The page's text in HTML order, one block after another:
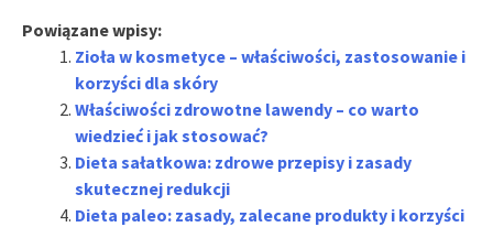
Powiązane wpisy:
Zioła w kosmetyce – właściwości, zastosowanie i
korzyści dla skóry
Właściwości zdrowotne lawendy – co warto
wiedzieć i jak stosować?
Dieta sałatkowa: zdrowe przepisy i zasady
skutecznej redukcji
Dieta paleo: zasady, zalecane produkty i korzyści